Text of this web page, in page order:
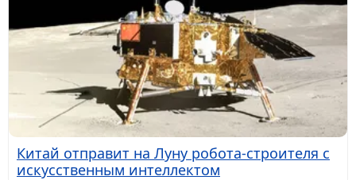
Китай отправит на Луну робота-строителя с
искусственным интеллектом